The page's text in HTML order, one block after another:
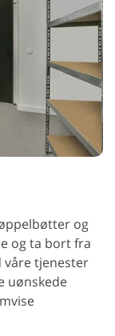
og
og ta bort fra
våre tjenester
uønskede